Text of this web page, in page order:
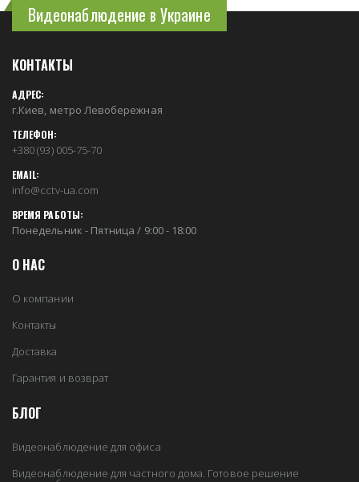
Видеонаблюдение в Украине
КОНТАКТЫ
АДРЕС:
г.Киев, метро Левобережная
ТЕЛЕФОН:
+380 (93) 005-75-70
EMAIL:
info@cctv-ua.com
ВРЕМЯ РАБОТЫ:
Понедельник - Пятница / 9:00 - 18:00
О НАС
О компании
Контакты
Доставка
Гарантия и возврат
БЛОГ
Видеонаблюдение для офиса
Видеонаблюдение для частного дома. Готовое решение